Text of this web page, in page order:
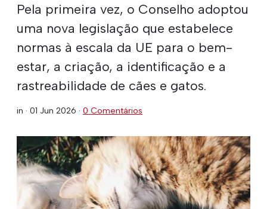
Pela primeira vez, o Conselho adoptou
uma nova legislação que estabelece
normas à escala da UE para o bem-
estar, a criação, a identificação e a
rastreabilidade de cães e gatos.
in · 01 Jun 2026 · 0 Comentários